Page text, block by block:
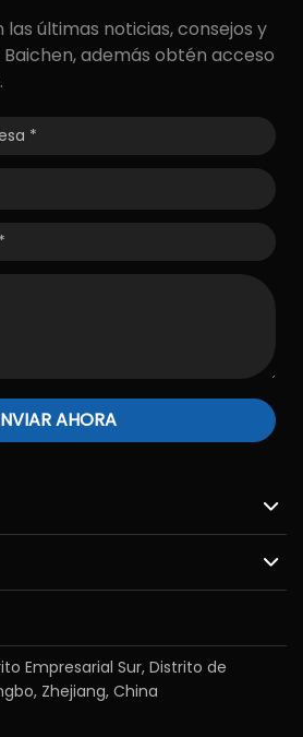
últimas noticias, consejos y
además obtén acceso
AHORA
Empresarial Sur, Distrito de
Zhejiang, China